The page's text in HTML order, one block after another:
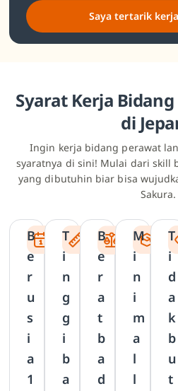
Saya tertarik
Syarat Kerja
di
Ingin kerja bidang perawat
syaratnya di sini! Mulai dari skill
yang dibutuhin biar bisa
Sakura.
B
e
r
u
s
i
a
1
T
i
n
g
g
i
b
a
B
e
r
a
t
b
a
d
M
i
n
i
m
a
l
l
T
i
d
a
k
b
u
t